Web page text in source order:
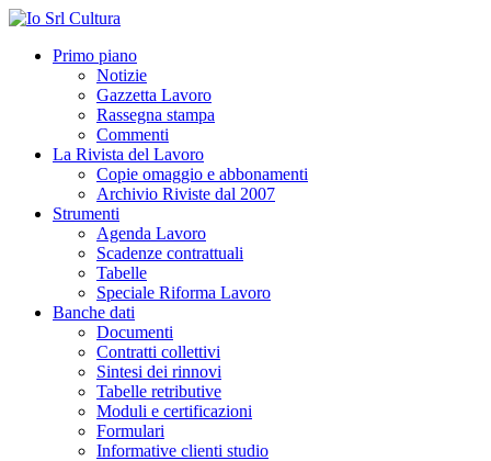
Primo piano
Notizie
Gazzetta Lavoro
Rassegna stampa
Commenti
La Rivista del Lavoro
Copie omaggio e abbonamenti
Archivio Riviste dal 2007
Strumenti
Agenda Lavoro
Scadenze contrattuali
Tabelle
Speciale Riforma Lavoro
Banche dati
Documenti
Contratti collettivi
Sintesi dei rinnovi
Tabelle retributive
Moduli e certificazioni
Formulari
Informative clienti studio